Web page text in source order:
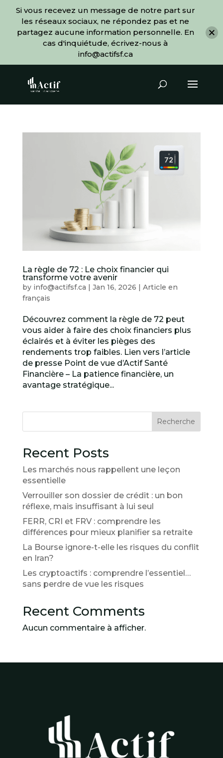
La règle de 72 : Le choix financier qui
transforme votre avenir
by info@actifsf.ca | Jan 16, 2026 | Article en
français
Découvrez comment la règle de 72 peut
vous aider à faire des choix financiers plus
éclairés et à éviter les pièges des
rendements trop faibles. Lien vers l’article
de presse Point de vue d’Actif Santé
Financière – La patience financière, un
avantage stratégique...
Recherche
Recent Posts
Les marchés nous rappellent une leçon
essentielle
Verrouiller son dossier de crédit : un bon
réflexe, mais insuffisant à lui seul
FERR, CRI et FRV : comprendre les
différences pour mieux planifier sa retraite
La Bourse ignore-t-elle les risques du conflit
en Iran?
Les cryptoactifs : comprendre l’essentiel…
sans perdre de vue les risques
Recent Comments
Aucun commentaire à afficher.
Si vous recevez un message de notre part sur
les réseaux sociaux, ne répondez pas et ne
partagez aucune information personnelle. En
cas d'inquiétude, écrivez-nous à
info@actifsf.ca